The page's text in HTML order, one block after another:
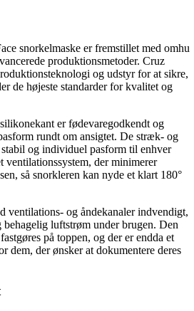
snorkelmaske er fremstillet med omhu
produktionsmetoder. Cruz
og udstyr for at sikre,
de højeste standarder for kvalitet og
er fødevaregodkendt og
rundt om ansigtet. De stræk- og
og individuel pasform til enhver
ventilationssystem, der minimerer
så snorkleren kan nyde et klart 180°
ventilations- og åndekanaler indvendigt,
luftstrøm under brugen. Den
på toppen, og der er endda et
dem, der ønsker at dokumentere deres